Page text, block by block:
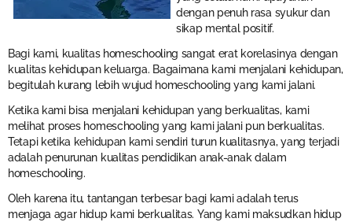
dengan penuh rasa syukur dan
sikap mental positif.
Bagi kami, kualitas homeschooling sangat erat korelasinya dengan
kualitas kehidupan keluarga. Bagaimana kami menjalani kehidupan,
begitulah kurang lebih wujud homeschooling yang kami jalani.
Ketika kami bisa menjalani kehidupan yang berkualitas, kami
melihat proses homeschooling yang kami jalani pun berkualitas.
Tetapi ketika kehidupan kami sendiri turun kualitasnya, yang terjadi
adalah penurunan kualitas pendidikan anak-anak dalam
homeschooling.
Oleh karena itu, tantangan terbesar bagi kami adalah terus
menjaga agar hidup kami berkualitas. Yang kami maksudkan hidup